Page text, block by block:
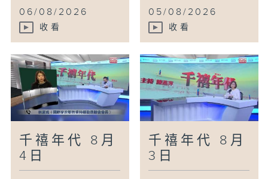
06/08/2026
收看
05/08/2026
收看
千禧年代 8月
4日
千禧年代 8月
3日